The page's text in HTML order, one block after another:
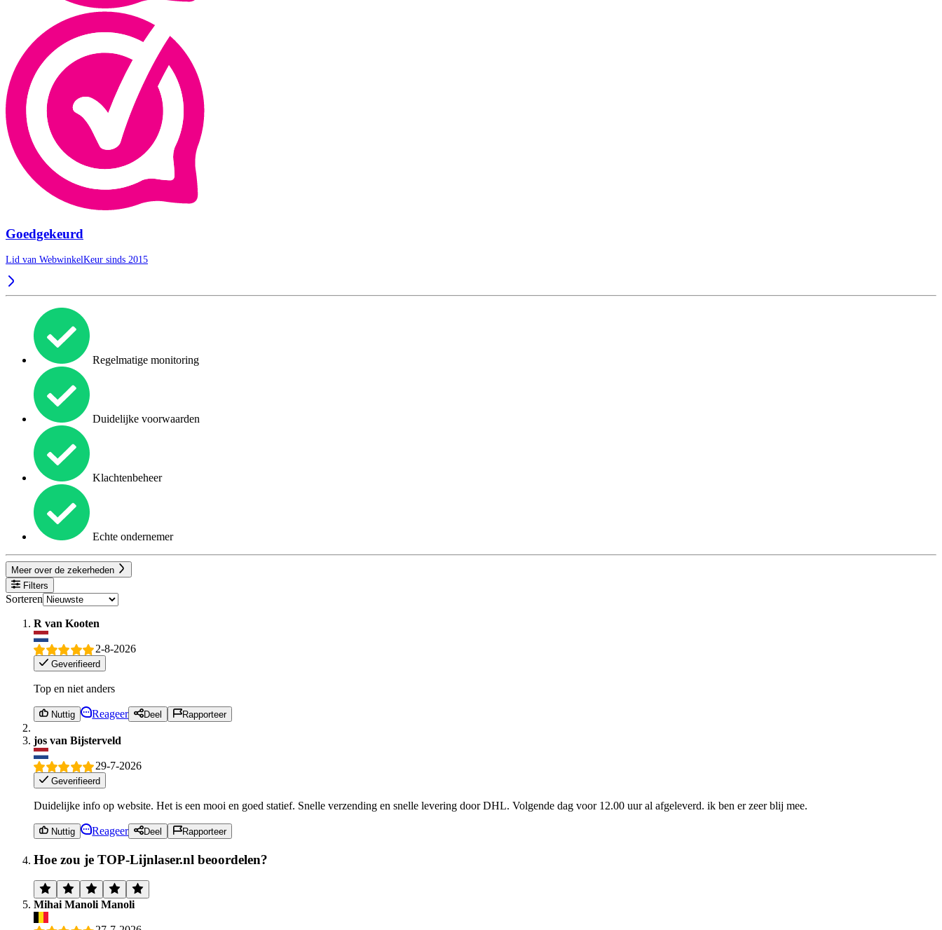
Goedgekeurd
Lid van WebwinkelKeur sinds 2015
Regelmatige monitoring
Duidelijke voorwaarden
Klachtenbeheer
Echte ondernemer
Meer over de zekerheden
Filters
Sorteren
R van Kooten
2-8-2026
Geverifieerd
Top en niet anders
Nuttig Reageer Deel Rapporteer
jos van Bijsterveld
29-7-2026
Geverifieerd
Duidelijke info op website. Het is een mooi en goed statief. Snelle verzending en snelle levering door DHL. Volgende dag voor 12.00 uur al afgeleverd. ik ben er zeer blij mee.
Nuttig Reageer Deel Rapporteer
Hoe zou je TOP-Lijnlaser.nl beoordelen?
Mihai Manoli Manoli